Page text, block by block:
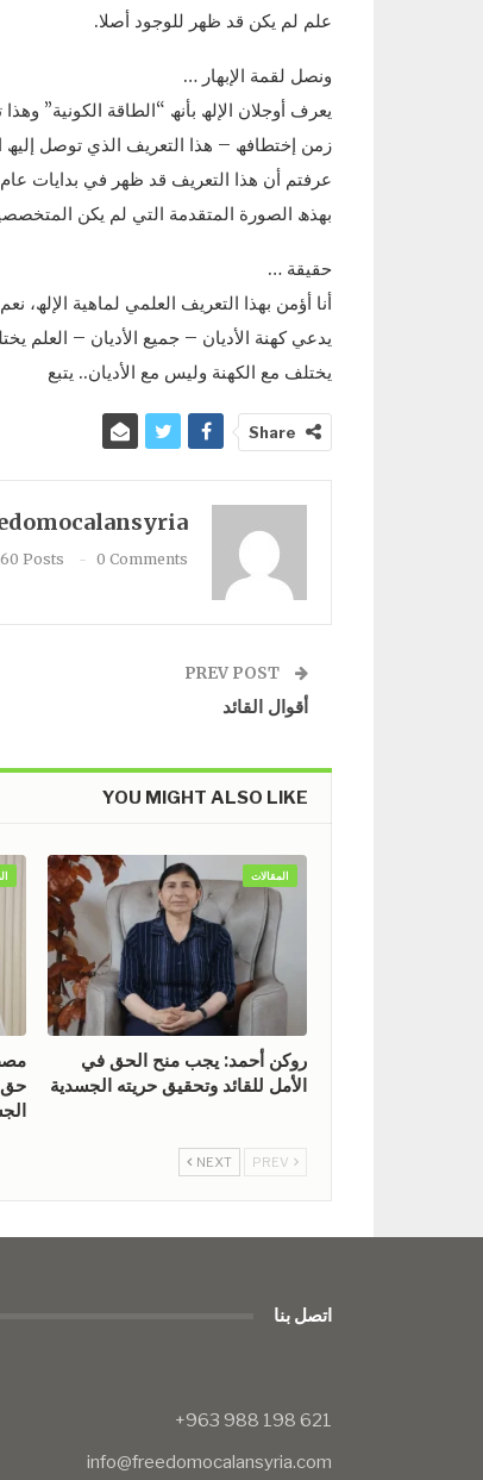
علم لم يكن قد ظھر للوجود أصلا.
ونصل لقمة الإبھار …
يعرف أوجلان الإلھ بأنھ “الطاقة الكونية”
زمن إختطافھ – ھذا التعريف الذي توصل إليھ
بھذھ الصورة المتقدمة التي لم يكن
حقيقة …
أنا أؤمن بھذا التعريف العلمي لماھية الإلھ،
يدعي كھنة الأديان – جميع الأديان – العلم
يختلف مع الكھنة وليس مع الأديان.. يتبع
Share
Posts 0 Comments
أقوال القائد
YOU MIGHT ALSO LIKE
المقالات
روكن أحمد: يجب منح الحق في
الأمل للقائد وتحقيق حريته الجسدية
حق
NEXT
اتصل بنا
info@freedomocalansyria.com